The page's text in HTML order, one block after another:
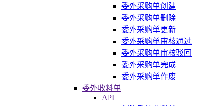
委外采购单创建
委外采购单删除
委外采购单更新
委外采购单审核通过
委外采购单审核驳回
委外采购单完成
委外采购单作废
委外收料单
API